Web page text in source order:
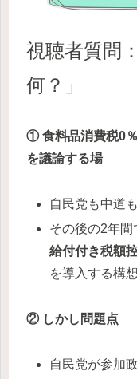
視聴者質問
何？」
① 食料品消費税0
を議論する場
自民党も中道
その後の2年間
給付付き税額
を導入する構
② しかし問題点
自民党が参加